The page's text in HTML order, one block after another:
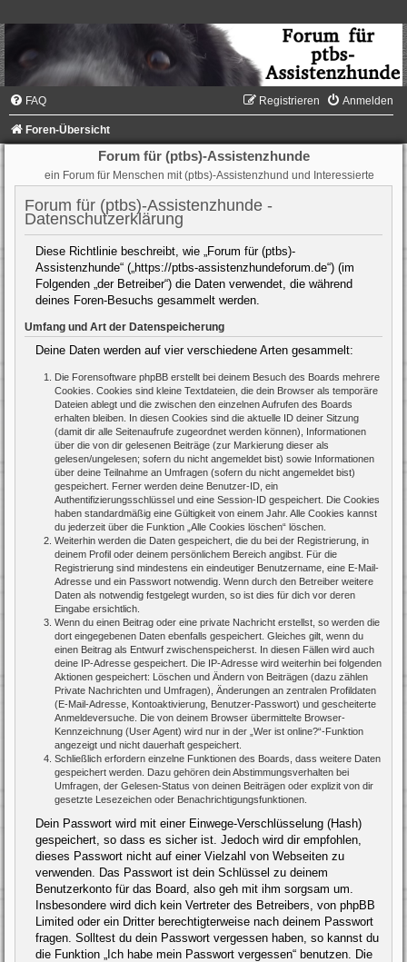
FAQ Anmelden
Registrieren
Foren-Übersicht
Forum für (ptbs)-Assistenzhunde
ein Forum für Menschen mit (ptbs)-Assistenzhund und Interessierte
Forum für (ptbs)-Assistenzhunde -
Datenschutzerklärung
Diese Richtlinie beschreibt, wie „Forum für (ptbs)-
Assistenzhunde“ („https://ptbs-assistenzhundeforum.de“) (im
Folgenden „der Betreiber“) die Daten verwendet, die während
deines Foren-Besuchs gesammelt werden.
Umfang und Art der Datenspeicherung
Deine Daten werden auf vier verschiedene Arten gesammelt:
Die Forensoftware phpBB erstellt bei deinem Besuch des Boards mehrere
Cookies. Cookies sind kleine Textdateien, die dein Browser als temporäre
Dateien ablegt und die zwischen den einzelnen Aufrufen des Boards
erhalten bleiben. In diesen Cookies sind die aktuelle ID deiner Sitzung
(damit dir alle Seitenaufrufe zugeordnet werden können), Informationen
über die von dir gelesenen Beiträge (zur Markierung dieser als
gelesen/ungelesen; sofern du nicht angemeldet bist) sowie Informationen
über deine Teilnahme an Umfragen (sofern du nicht angemeldet bist)
gespeichert. Ferner werden deine Benutzer-ID, ein
Authentifizierungsschlüssel und eine Session-ID gespeichert. Die Cookies
haben standardmäßig eine Gültigkeit von einem Jahr. Alle Cookies kannst
du jederzeit über die Funktion „Alle Cookies löschen“ löschen.
Weiterhin werden die Daten gespeichert, die du bei der Registrierung, in
deinem Profil oder deinem persönlichem Bereich angibst. Für die
Registrierung sind mindestens ein eindeutiger Benutzername, eine E-Mail-
Adresse und ein Passwort notwendig. Wenn durch den Betreiber weitere
Daten als notwendig festgelegt wurden, so ist dies für dich vor deren
Eingabe ersichtlich.
Wenn du einen Beitrag oder eine private Nachricht erstellst, so werden die
dort eingegebenen Daten ebenfalls gespeichert. Gleiches gilt, wenn du
einen Beitrag als Entwurf zwischenspeicherst. In diesen Fällen wird auch
deine IP-Adresse gespeichert. Die IP-Adresse wird weiterhin bei folgenden
Aktionen gespeichert: Löschen und Ändern von Beiträgen (dazu zählen
Private Nachrichten und Umfragen), Änderungen an zentralen Profildaten
(E-Mail-Adresse, Kontoaktivierung, Benutzer-Passwort) und gescheiterte
Anmeldeversuche. Die von deinem Browser übermittelte Browser-
Kennzeichnung (User Agent) wird nur in der „Wer ist online?“-Funktion
angezeigt und nicht dauerhaft gespeichert.
Schließlich erfordern einzelne Funktionen des Boards, dass weitere Daten
gespeichert werden. Dazu gehören dein Abstimmungsverhalten bei
Umfragen, der Gelesen-Status von deinen Beiträgen oder explizit von dir
gesetzte Lesezeichen oder Benachrichtigungsfunktionen.
Dein Passwort wird mit einer Einwege-Verschlüsselung (Hash)
gespeichert, so dass es sicher ist. Jedoch wird dir empfohlen,
dieses Passwort nicht auf einer Vielzahl von Webseiten zu
verwenden. Das Passwort ist dein Schlüssel zu deinem
Benutzerkonto für das Board, also geh mit ihm sorgsam um.
Insbesondere wird dich kein Vertreter des Betreibers, von phpBB
Limited oder ein Dritter berechtigterweise nach deinem Passwort
fragen. Solltest du dein Passwort vergessen haben, so kannst du
die Funktion „Ich habe mein Passwort vergessen“ benutzen. Die